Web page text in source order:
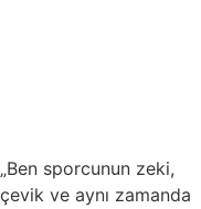
„Ben sporcunun zeki,
çevik ve aynı zamanda